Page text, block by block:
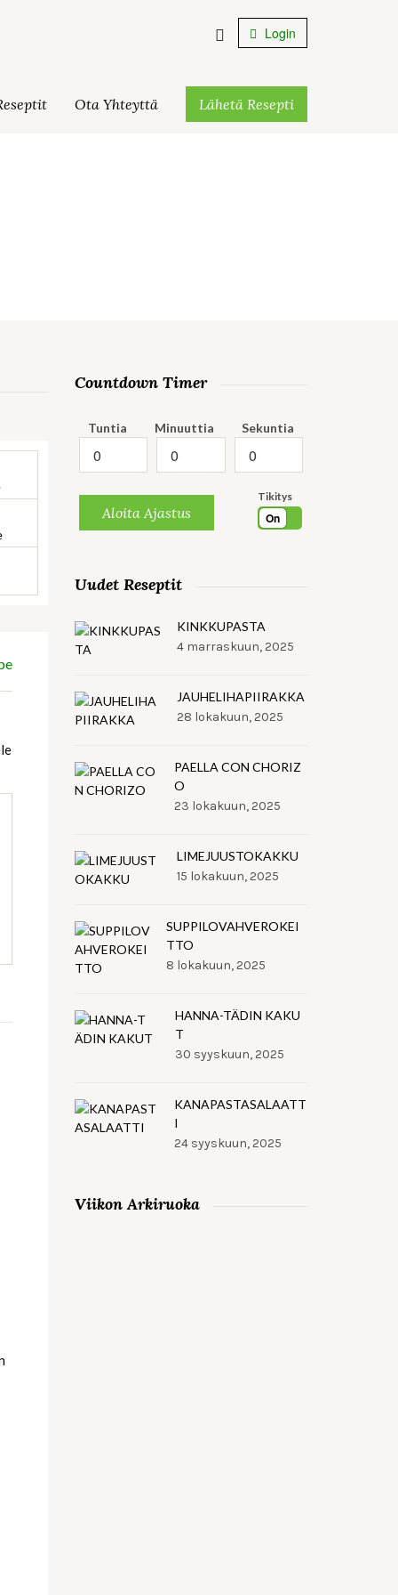
Login
Ota Yhteyttä Lähetä Resepti
Countdown Timer
Tuntia Minuuttia Sekuntia
Aloita Ajastus
Tikitys
On
Uudet Reseptit
KINKKUPASTA
4 marraskuun, 2025
JAUHELIHAPIIRAKKA
28 lokakuun, 2025
PAELLA CON CHORIZ
O
23 lokakuun, 2025
LIMEJUUSTOKAKKU
15 lokakuun, 2025
SUPPILOVAHVEROKEI
TTO
8 lokakuun, 2025
HANNA-TÄDIN KAKU
T
30 syyskuun, 2025
KANAPASTASALAATT
I
24 syyskuun, 2025
Viikon Arkiruoka